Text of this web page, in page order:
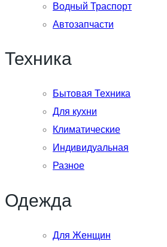
Водный Траспорт
Автозапчасти
Техника
Бытовая Техника
Для кухни
Климатические
Индивидуальная
Разное
Одежда
Для Женщин